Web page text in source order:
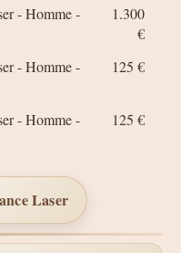
- Homme -
1.300
€
- Homme -
125 €
- Homme -
125 €
Laser